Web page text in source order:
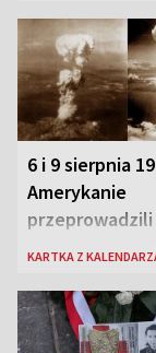
6 i 9 sierpnia
Amerykanie
atomowy na
KARTKA Z